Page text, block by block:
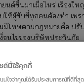
นต์ขึ้นมาเมื่อไหร่ เรื่อง
ห้ผู้ขับขี่ทุกคนต้องทำ เพร
โทษตามกฎหมายคือ ปรั
อนไขของบริษัทประกันภัย
ง
ต์นี้ใช้คุกกี้
แน่ใจว่าคุณได้รับประสบการณ์ที่ดีที่สุ